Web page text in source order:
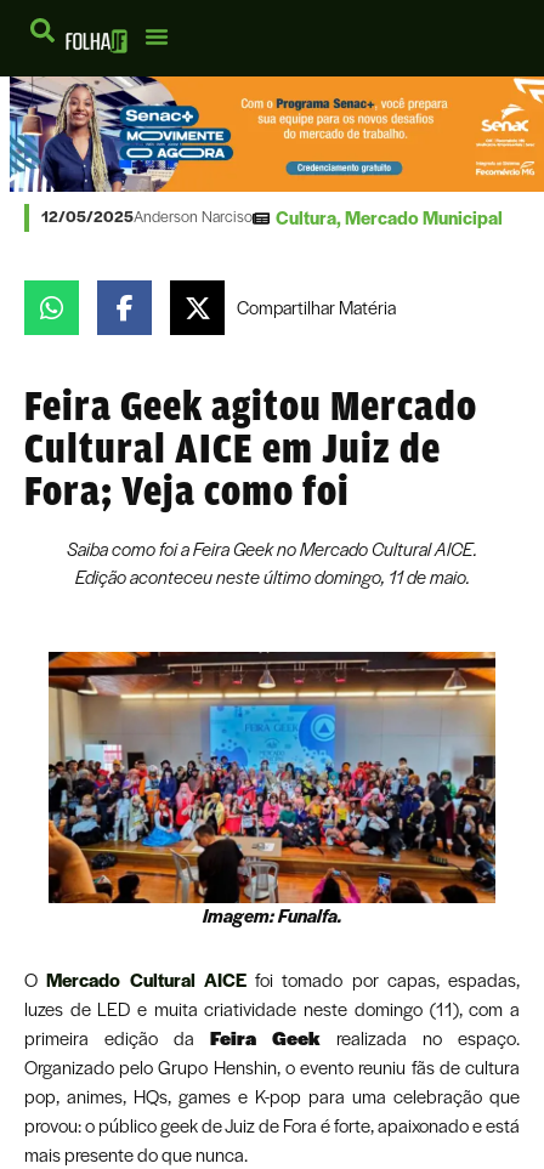
12/05/2025Anderson Narciso Cultura,Mercado Municipal
CompartilharMatéria
Feira Geek agitou Mercado
Cultural AICE em Juiz de
Fora; Veja como foi
Saiba como foi a Feira Geek no Mercado Cultural AICE.
Edição aconteceu neste último domingo, 11 de maio.
Imagem: Funalfa.
OMercado Cultural AICEfoi tomado por capas, espadas,
luzes de LED e muita criatividade neste domingo (11), com a
primeira edição da Feira Geek realizada no espaço.
Organizado pelo Grupo Henshin, o evento reuniu fãs de cultura
pop, animes, HQs, games e K-pop para uma celebração que
provou: o público geek de Juiz de Fora é forte, apaixonado e está
mais presente do que nunca.